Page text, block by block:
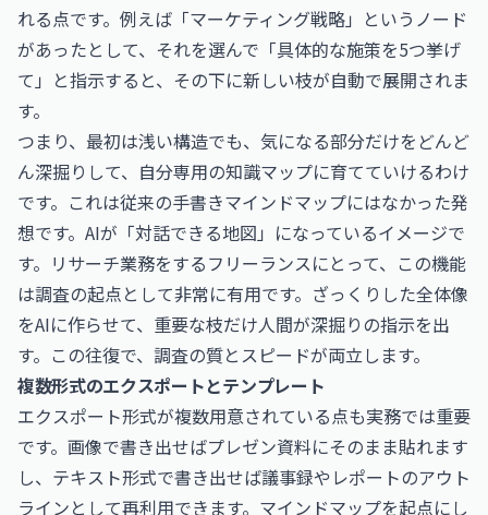
れる点です。例えば「マーケティング戦略」というノード
があったとして、それを選んで「具体的な施策を5つ挙げ
て」と指示すると、その下に新しい枝が自動で展開されま
す。
つまり、最初は浅い構造でも、気になる部分だけをどんど
ん深掘りして、自分専用の知識マップに育てていけるわけ
です。これは従来の手書きマインドマップにはなかった発
想です。AIが「対話できる地図」になっているイメージで
す。リサーチ業務をするフリーランスにとって、この機能
は調査の起点として非常に有用です。ざっくりした全体像
をAIに作らせて、重要な枝だけ人間が深掘りの指示を出
す。この往復で、調査の質とスピードが両立します。
複数形式のエクスポートとテンプレート
エクスポート形式が複数用意されている点も実務では重要
です。画像で書き出せばプレゼン資料にそのまま貼れます
し、テキスト形式で書き出せば議事録やレポートのアウト
ラインとして再利用できます。マインドマップを起点にし